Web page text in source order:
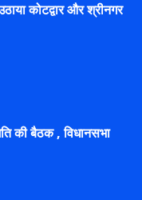
कोटद्वार और श्रीनगर
की बैठक , विधानसभा